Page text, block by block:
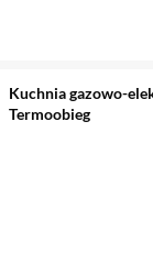
Kuchnia gazowo-
Termoobieg